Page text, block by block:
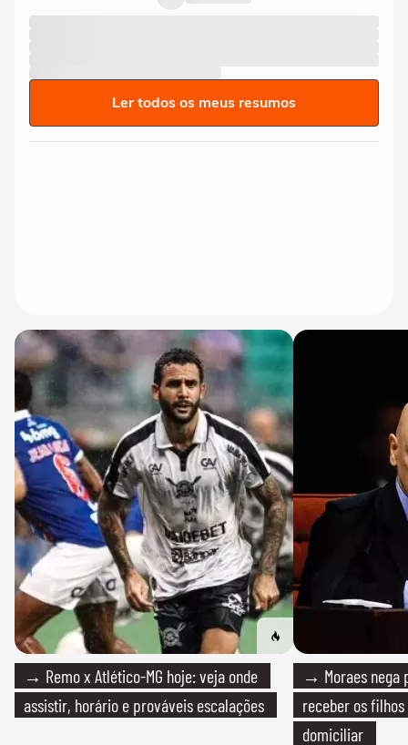
Ler todos os meus resumos
→ Remo x Atlético-MG hoje: veja onde
assistir, horário e prováveis escalações
→ Moraes nega
receber os filhos
domiciliar